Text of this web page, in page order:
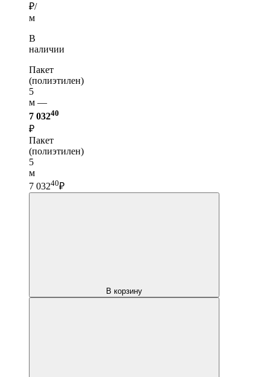
₽/
м
В
наличии
Пакет
(полиэтилен)
5
м —
7 03240
₽
Пакет
(полиэтилен)
5
м
7 03240₽
В корзину